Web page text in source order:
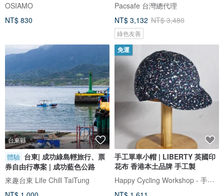
OSIAMO
NT$ 830
Pacsafe 台灣總代理
NT$ 3,132 NT$ 3,480
綠色友善
台東縣
體驗 台東| 成功綠島輕旅行、票
券自由行專案 | 成功藍色公路
來趣台東 Life Chill TaiTung
免運
手工單車小帽 | LIBERTY 英國印
花布 香港本土品牌 手工製
Happy Cycling Workshop - 手工單車小帽